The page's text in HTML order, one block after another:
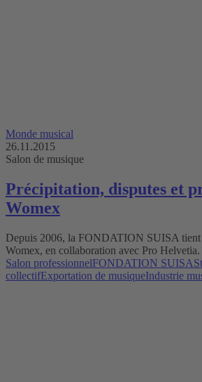
Monde musical
26.11.2015
Salon de musique
Précipitation, disputes et
Womex
Depuis 2006, la FONDATION SUISA tient
Womex, en collaboration avec Pro
Salon professionnelFONDATION SUISA
collectifExportation de musiqueIndustrie